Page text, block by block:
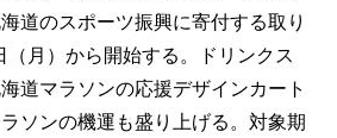
道のスポーツ振興に寄付する取り
月）から開始する。ドリンクス
道マラソンの応援デザインカート
ソンの機運も盛り上げる。対象期